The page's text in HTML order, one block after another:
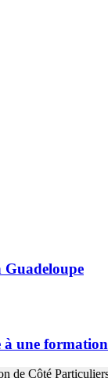
Guadeloupe
à une